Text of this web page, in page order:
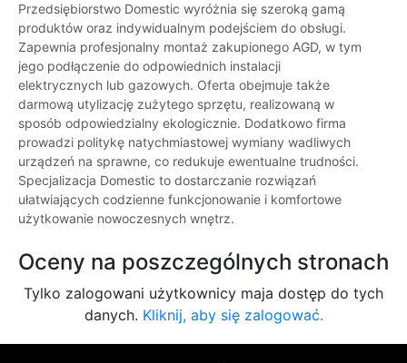
Przedsiębiorstwo Domestic wyróżnia się szeroką gamą
produktów oraz indywidualnym podejściem do obsługi.
Zapewnia profesjonalny montaż zakupionego AGD, w tym
jego podłączenie do odpowiednich instalacji
elektrycznych lub gazowych. Oferta obejmuje także
darmową utylizację zużytego sprzętu, realizowaną w
sposób odpowiedzialny ekologicznie. Dodatkowo firma
prowadzi politykę natychmiastowej wymiany wadliwych
urządzeń na sprawne, co redukuje ewentualne trudności.
Specjalizacja Domestic to dostarczanie rozwiązań
ułatwiających codzienne funkcjonowanie i komfortowe
użytkowanie nowoczesnych wnętrz.
Oceny na poszczególnych stronach
Tylko zalogowani użytkownicy maja dostęp do tych
danych. Kliknij, aby się zalogować.